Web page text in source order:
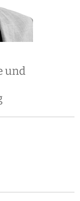
und